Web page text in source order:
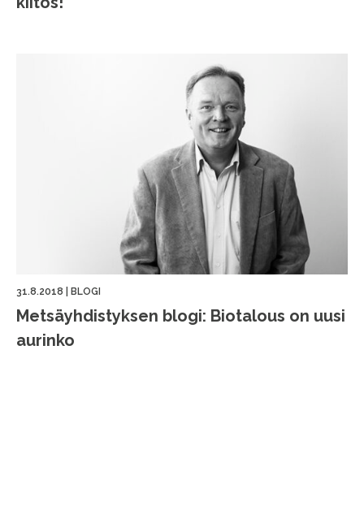
31.8.2018 BLOGI
Metsäyhdistyksen blogi: Biotalous on uusi
aurinko